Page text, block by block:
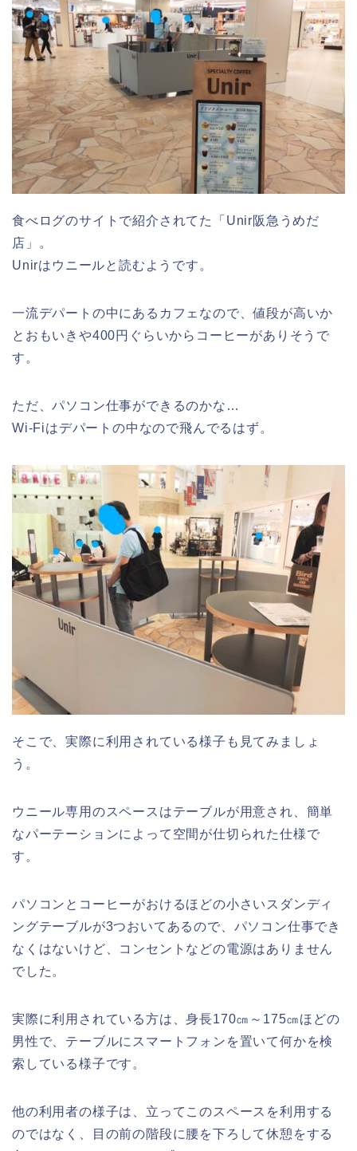
食べログのサイトで紹介されてた「Unir阪急うめだ
店」。
Unirはウニールと読むようです。
一流デパートの中にあるカフェなので、値段が高いか
とおもいきや400円ぐらいからコーヒーがありそうで
す。
ただ、パソコン仕事ができるのかな…
Wi-Fiはデパートの中なので飛んでるはず。
そこで、実際に利用されている様子も見てみましょ
う。
ウニール専用のスペースはテーブルが用意され、簡単
なパーテーションによって空間が仕切られた仕様で
す。
パソコンとコーヒーがおけるほどの小さいスダンディ
ングテーブルが3つおいてあるので、パソコン仕事でき
なくはないけど、コンセントなどの電源はありません
でした。
実際に利用されている方は、身長170㎝～175㎝ほどの
男性で、テーブルにスマートフォンを置いて何かを検
索している様子です。
他の利用者の様子は、立ってこのスペースを利用する
のではなく、目の前の階段に腰を下ろして休憩をする